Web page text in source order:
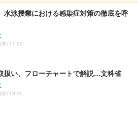
水泳授業における感染症対策の徹底を呼
) 11:20
扱い、フローチャートで解説…文科省
) 13:20